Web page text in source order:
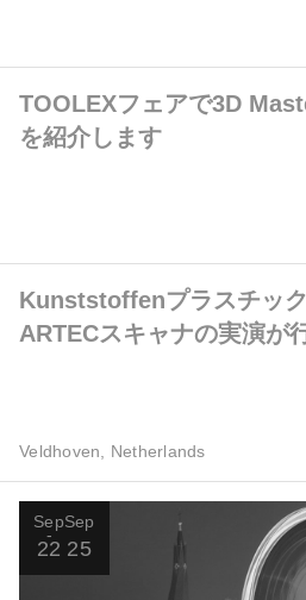
TOOLEXフェアで3D
を紹介します
Kunststoffenプラスチック
ARTECスキャナの実演が
Veldhoven, Netherlands
Sep
22
Sep
25